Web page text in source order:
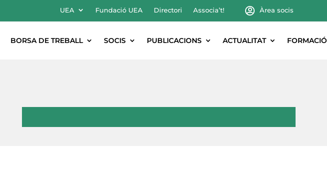
UEA Fundació UEA Directori Associa’t! Àrea socis
BORSA DE TREBALL SOCIS PUBLICACIONS ACTUALITAT FORMACIÓ